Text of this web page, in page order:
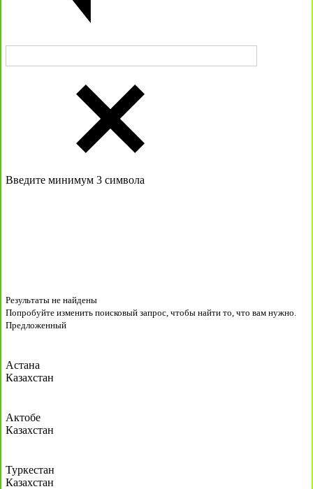
Введите минимум 3 символа
Результаты не найдены
Попробуйте изменить поисковый запрос, чтобы найти то, что вам нужно.
Предложенный
Астана
Казахстан
Актобе
Казахстан
Туркестан
Казахстан